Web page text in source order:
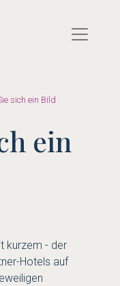
sich ein Bild
ein
kurzem - der
Hotels auf